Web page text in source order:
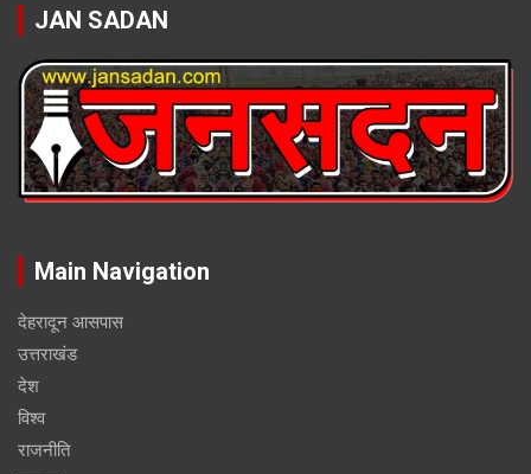
JAN SADAN
Main Navigation
देहरादून आसपास
उत्तराखंड
देश
विश्व
राजनीति